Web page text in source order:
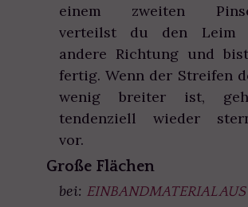
einem zweiten
verteilst du den
andere Richtung und
fertig. Wenn der Streifen
wenig breiter ist,
tendenziell wieder
vor.
Große Flächen
bei: EINBANDMATERIAL AUS